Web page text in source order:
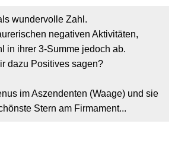
wundervolle Zahl.
negativen Aktivitäten,
in ihrer 3-Summe jedoch ab.
dazu Positives sagen?
im Aszendenten (Waage) und sie
Stern am Firmament...